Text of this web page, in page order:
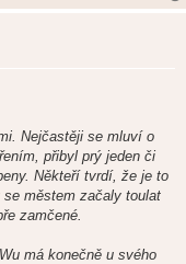
Nejčastěji se mluví o
přibyl prý jeden či
Někteří tvrdí, že je to
městem začaly toulat
zamčené.
má konečně u svého